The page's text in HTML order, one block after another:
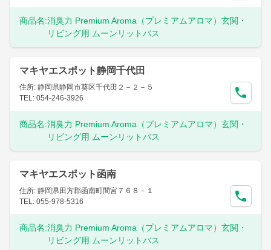
商品名:消臭力 Premium Aroma（プレミアムアロマ）玄関・
リビング用 ムーンリットバス
マキヤエスポット静岡千代田
住所: 静岡県静岡市葵区千代田２－２－５
TEL: 054-246-3926
商品名:消臭力 Premium Aroma（プレミアムアロマ）玄関・
リビング用 ムーンリットバス
マキヤエスポット函南
住所: 静岡県田方郡函南町間宮７６８－１
TEL: 055-978-5316
商品名:消臭力 Premium Aroma（プレミアムアロマ）玄関・
リビング用 ムーンリットバス